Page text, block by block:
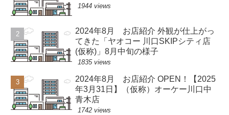
1944 views
2024年8月 お店紹介 外観が仕上がっ
てきた「ヤオコー 川口SKIPシティ店
(仮称)」8月中旬の様子
1835 views
2024年8月 お店紹介 OPEN！【2025
年3月31日】（仮称）オーケー川口中
青木店
1742 views